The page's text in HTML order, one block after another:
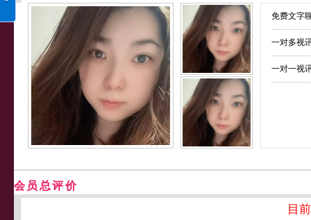
免费文字
一对多视
一对一视
会员总评价
目